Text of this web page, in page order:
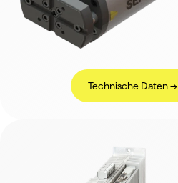
Technische Daten ->